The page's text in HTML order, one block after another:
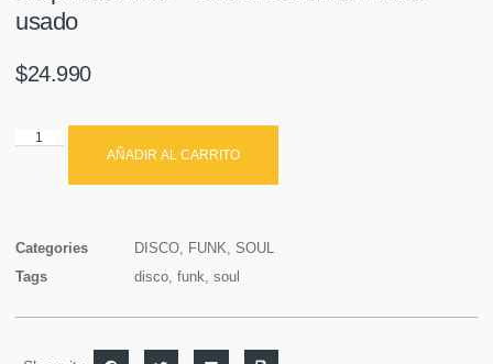
usado
$24.990
AÑADIR AL CARRITO
Categories DISCO, FUNK, SOUL
Tags
disco, funk, soul